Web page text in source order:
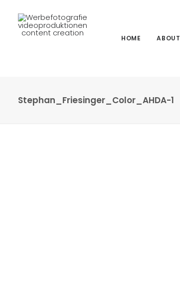
HOME ABOUT
Stephan_Friesinger_Color_AHDA-1